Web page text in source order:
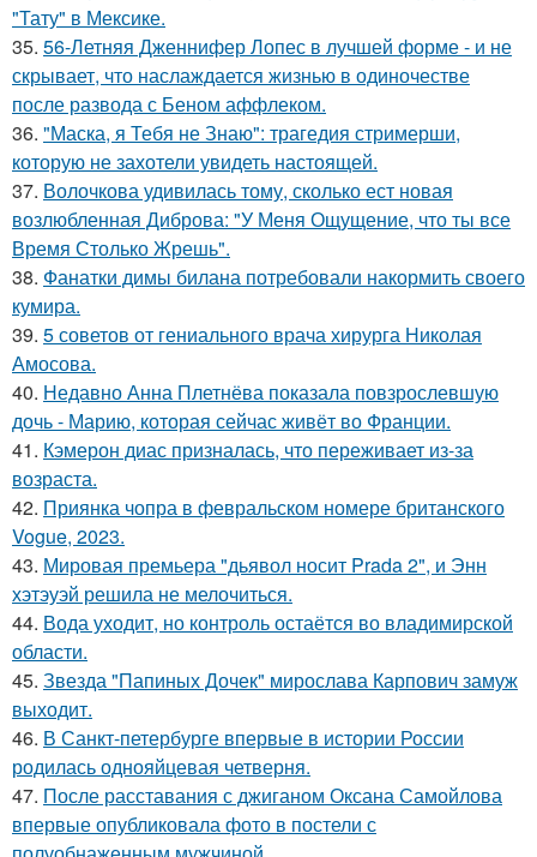
"Тату" в Мексике.
35. 56-Летняя Дженнифер Лопес в лучшей форме - и не
скрывает, что наслаждается жизнью в одиночестве
после развода с Беном аффлеком.
36. "Маска, я Тебя не Знаю": трагедия стримерши,
которую не захотели увидеть настоящей.
37. Волочкова удивилась тому, сколько ест новая
возлюбленная Диброва: "У Меня Ощущение, что ты все
Время Столько Жрешь".
38. Фанатки димы билана потребовали накормить своего
кумира.
39. 5 советов от гениального врача хирурга Николая
Амосова.
40. Недавно Анна Плетнёва показала повзрослевшую
дочь - Марию, которая сейчас живёт во Франции.
41. Кэмерон диас призналась, что переживает из-за
возраста.
42. Приянка чопра в февральском номере британского
Vogue, 2023.
43. Мировая премьера "дьявол носит Prada 2", и Энн
хэтэуэй решила не мелочиться.
44. Вода уходит, но контроль остаётся во владимирской
области.
45. Звезда "Папиных Дочек" мирослава Карпович замуж
выходит.
46. В Санкт-петербурге впервые в истории России
родилась однояйцевая четверня.
47. После расставания с джиганом Оксана Самойлова
впервые опубликовала фото в постели с